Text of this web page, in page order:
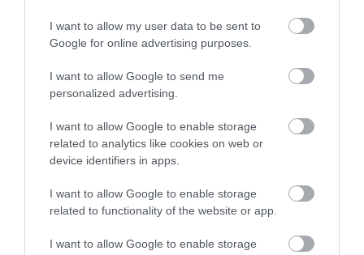
I want to allow my user data to be sent to
Google for online advertising purposes.
I want to allow Google to send me
personalized advertising.
I want to allow Google to enable storage
related to analytics like cookies on web or
device identifiers in apps.
I want to allow Google to enable storage
related to functionality of the website or app.
I want to allow Google to enable storage
A fokozatos lassulás megakadályozhatná, hogy
elrepüljünk, azonban a baj ugyanakkora lenne, csak
éjszakák aránya: egy nappal tizenkét óra helyett fél
évig tartana. A megállás nélkül sütő nap
elpárologtatná a víz nagy részét a földgolyó Nap felé
néző oldalán.
A hat hónapig tartó éjszaka sem lenne sokkal jobb.
A fény és a meleg hiánya valószínűleg sok
jégtáblává fagyna. A magasabb szélességi fokok